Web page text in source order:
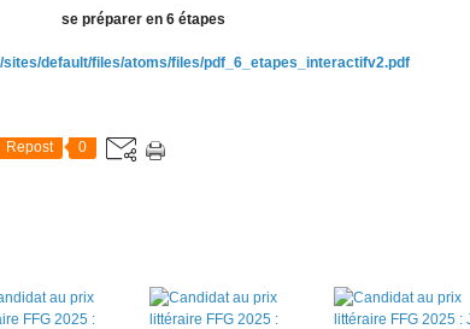
se préparer en 6 étapes
default/files/atoms/files/pdf_6_etapes_interactifv2.pdf
Repost 0